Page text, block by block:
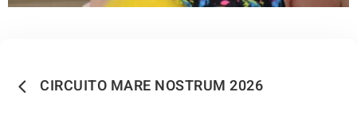
CIRCUITO MARE NOSTRUM 2026